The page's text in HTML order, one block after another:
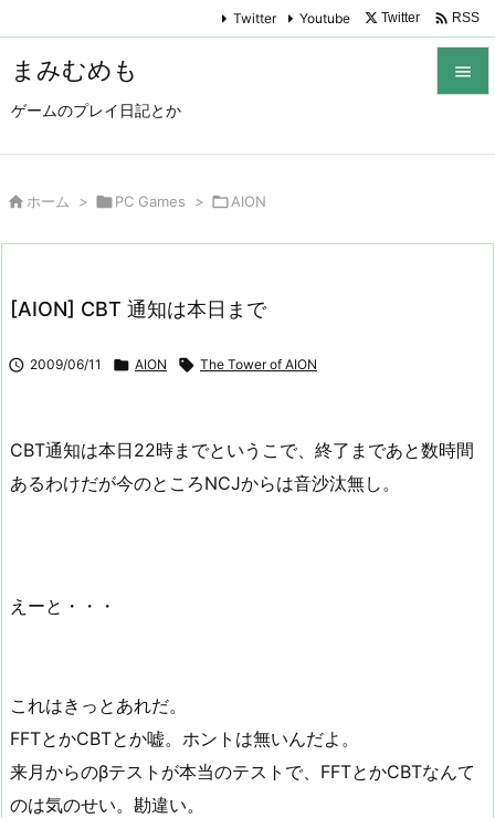
まみむめも
ゲームのプレイ日記とか

Twitter Youtube Twitter  RSS
 ホーム > PC Games > AION
[AION] CBT 通知は本日まで
 2009/06/11  AION  The Tower of AION
CBT通知は本日22時までというこで、終了まであと数時間
あるわけだが今のところNCJからは音沙汰無し。
えーと・・・
これはきっとあれだ。
FFTとかCBTとか嘘。ホントは無いんだよ。
来月からのβテストが本当のテストで、FFTとかCBTなんて
のは気のせい。勘違い。